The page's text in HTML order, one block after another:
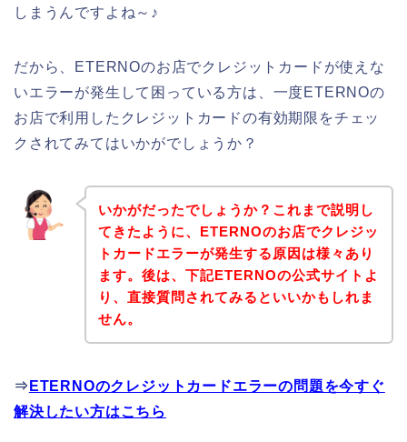
しまうんですよね～♪
だから、ETERNOのお店でクレジットカードが使えな
いエラーが発生して困っている方は、一度ETERNOの
お店で利用したクレジットカードの有効期限をチェッ
クされてみてはいかがでしょうか？
いかがだったでしょうか？これまで説明し
てきたように、ETERNOのお店でクレジッ
トカードエラーが発生する原因は様々あり
ます。後は、下記ETERNOの公式サイトよ
り、直接質問されてみるといいかもしれま
せん。
⇒ ETERNOのクレジットカードエラーの問題を今すぐ
解決したい方はこちら